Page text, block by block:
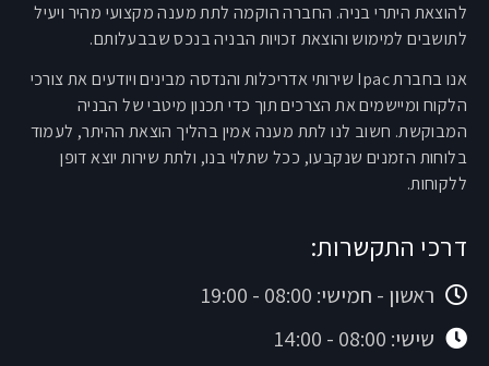
להוצאת היתרי בניה. החברה הוקמה לתת מענה מקצועי מהיר ויעיל
לתושבים למימוש והוצאת זכויות הבניה בנכס שבבעלותם.
אנו בחברת Ipac שירותי אדריכלות והנדסה מבינים ויודעים את צורכי
הלקוח ומיישמים את הצרכים תוך כדי תכנון מיטבי של הבניה
המבוקשת. חשוב לנו לתת מענה אמין בהליך הוצאת ההיתר, לעמוד
בלוחות הזמנים שנקבעו, ככל שתלוי בנו, ולתת שירות יוצא דופן
ללקוחות.
דרכי התקשרות:
ראשון - חמישי: 08:00 - 19:00
שישי: 08:00 - 14:00